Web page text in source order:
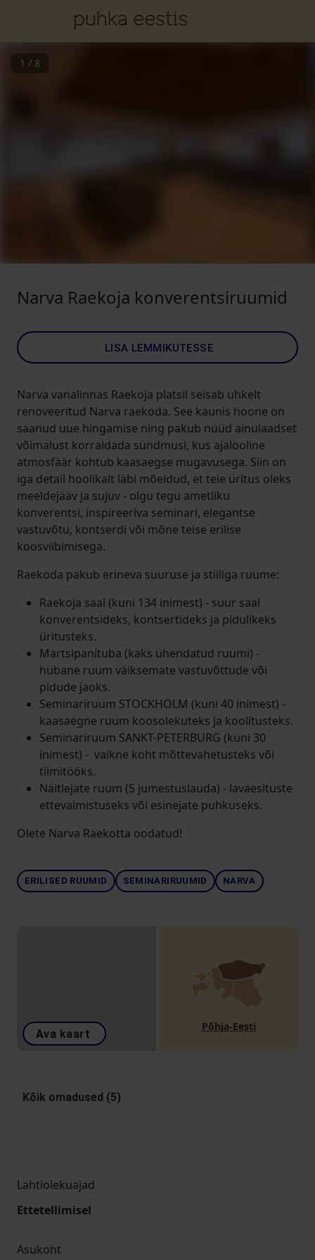
1 / 8
Narva Raekoja konverentsiruumid
LISA LEMMIKUTESSE
Narva vanalinnas Raekoja platsil seisab uhkelt
renoveeritud Narva raekoda. See kaunis hoone on
saanud uue hingamise ning pakub nüüd ainulaadset
võimalust korraldada sündmusi, kus ajalooline
atmosfäär kohtub kaasaegse mugavusega. Siin on
iga detail hoolikalt läbi mõeldud, et teie üritus oleks
meeldejääv ja sujuv - olgu tegu ametliku
konverentsi, inspireeriva seminari, elegantse
vastuvõtu, kontserdi või mõne teise erilise
koosviibimisega.
Raekoda pakub erineva suuruse ja stiiliga ruume:
Raekoja saal (kuni 134 inimest) - suur saal
konverentsideks, kontsertideks ja pidulikeks
üritusteks.
Martsipanituba (kaks ühendatud ruumi) -
hubane ruum väiksemate vastuvõttude või
pidude jaoks.
Seminariruum STOCKHOLM (kuni 40 inimest) -
kaasaegne ruum koosolekuteks ja koolitusteks.
Seminariruum SANKT-PETERBURG (kuni 30
inimest) - vaikne koht mõttevahetusteks või
tiimitööks.
Näitlejate ruum (5 jumestuslauda) - lavaesituste
ettevalmistuseks või esinejate puhkuseks.
Olete Narva Raekotta oodatud!
ERILISED RUUMID SEMINARIRUUMID NARVA
Ava kaart
Põhja-Eesti
Kõik omadused (5)
Lahtiolekuajad
Ettetellimisel
Asukoht